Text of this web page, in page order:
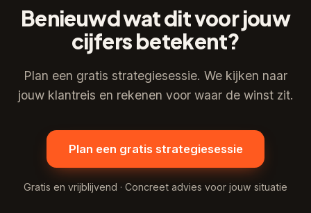
Benieuwd wat dit voor jouw
cijfers betekent?
Plan een gratis strategiesessie. We kijken naar
jouw klantreis en rekenen voor waar de winst zit.
Plan een gratis strategiesessie
Gratis en vrijblijvend · Concreet advies voor jouw situatie